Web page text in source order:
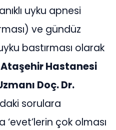
uyku apnesi
ve gündüz
bastırması olarak
Hastanesi
Doç. Dr.
sorulara
çok olması